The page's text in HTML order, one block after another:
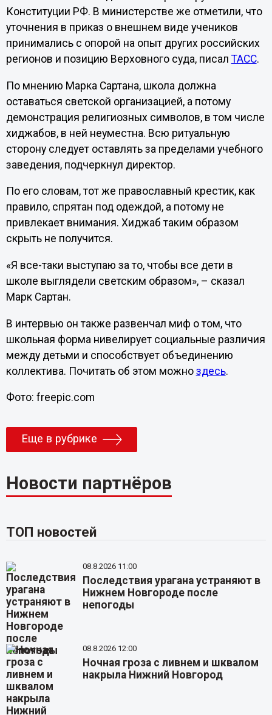
Конституции РФ. В министерстве же отметили, что
уточнения в приказ о внешнем виде учеников
принимались с опорой на опыт других российских
регионов и позицию Верховного суда, писал ТАСС.
По мнению Марка Сартана, школа должна
оставаться светской организацией, а потому
демонстрация религиозных символов, в том числе
хиджабов, в ней неуместна. Всю ритуальную
сторону следует оставлять за пределами учебного
заведения, подчеркнул директор.
По его словам, тот же православный крестик, как
правило, спрятан под одеждой, а потому не
привлекает внимания. Хиджаб таким образом
скрыть не получится.
«Я все-таки выступаю за то, чтобы все дети в
школе выглядели светским образом», – сказал
Марк Сартан.
В интервью он также развенчал миф о том, что
школьная форма нивелирует социальные различия
между детьми и способствует объединению
коллектива. Почитать об этом можно здесь.
Фото: freepic.com
Еще в рубрике
Новости партнёров
ТОП новостей
08.8.2026 11:00
Последствия урагана устраняют в
Нижнем Новгороде после
непогоды
08.8.2026 12:00
Ночная гроза с ливнем и шквалом
накрыла Нижний Новгород